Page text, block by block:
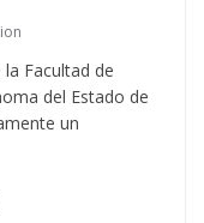
Facultad de
del Estado de
un